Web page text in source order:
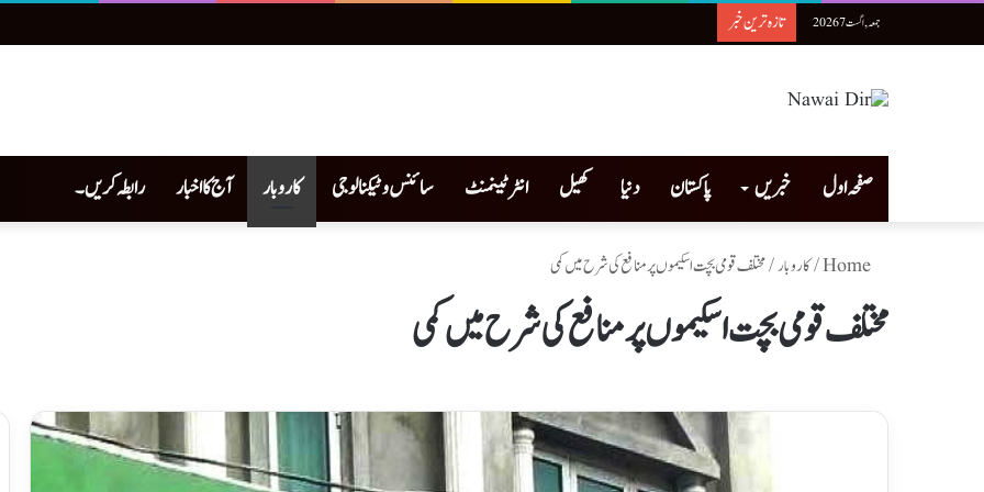
جمعہ, اگست 7 2026 تازہ ترین خبر
صفحہ اول خبریں پاکستان دنیا کھیل انٹرٹینمنٹ سائنس و ٹیکنالوجی کاروبار آج کا اخبار رابطہ کریں۔
/کاروبار/مختلف قومی بچت اسکیموں پر منافع کی شرح میں کمی
مختلف قومی بچت اسکیموں پر منافع کی شرح میں کمی